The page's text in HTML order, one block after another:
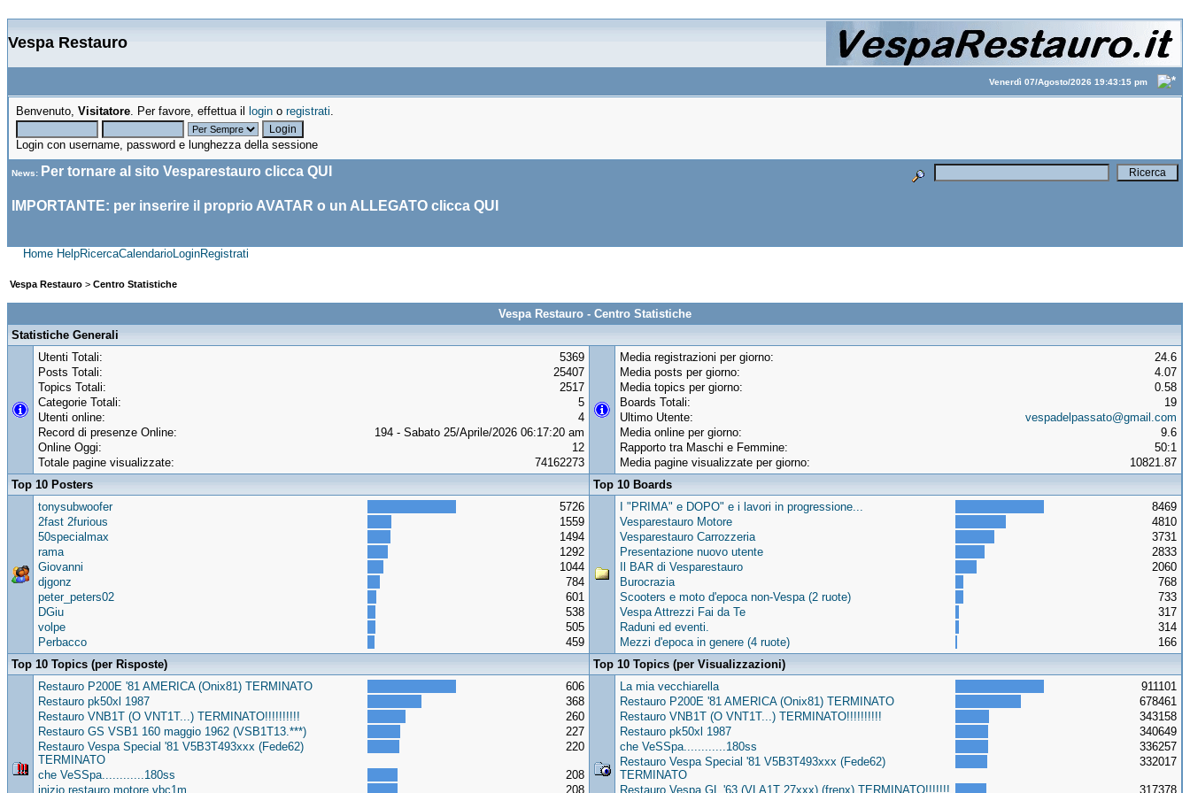
Vespa Restauro
Venerdì 07/Agosto/2026 19:43:15 pm
Benvenuto, Visitatore. Per favore, effettua il login o registrati.
Login con username, password e lunghezza della sessione
News: Per tornare al sito Vesparestauro clicca QUI
IMPORTANTE: per inserire il proprio AVATAR o un ALLEGATO clicca QUI
Home HelpRicercaCalendarioLoginRegistrati
Vespa Restauro > Centro Statistiche
Vespa Restauro - Centro Statistiche
Statistiche Generali
Utenti Totali:
5369
Posts Totali:
25407
Topics Totali:
2517
Categorie Totali:
5
Utenti online:
4
Record di presenze Online:
194 - Sabato 25/Aprile/2026 06:17:20 am
Online Oggi:
12
Totale pagine visualizzate:
74162273
Media registrazioni per giorno:
24.6
Media posts per giorno:
4.07
Media topics per giorno:
0.58
Boards Totali:
19
Ultimo Utente:
vespadelpassato@gmail.com
Media online per giorno:
9.6
Rapporto tra Maschi e Femmine:
50:1
Media pagine visualizzate per giorno:
10821.87
Top 10 Posters
Top 10 Boards
tonysubwoofer
5726
2fast 2furious
1559
50specialmax
1494
rama
1292
Giovanni
1044
djgonz
784
peter_peters02
601
DGiu
538
volpe
505
Perbacco
459
I "PRIMA" e DOPO" e i lavori in progressione...
8469
Vesparestauro Motore
4810
Vesparestauro Carrozzeria
3731
Presentazione nuovo utente
2833
Il BAR di Vesparestauro
2060
Burocrazia
768
Scooters e moto d'epoca non-Vespa (2 ruote)
733
Vespa Attrezzi Fai da Te
317
Raduni ed eventi.
314
Mezzi d'epoca in genere (4 ruote)
166
Top 10 Topics (per Risposte)
Top 10 Topics (per Visualizzazioni)
Restauro P200E '81 AMERICA (Onix81) TERMINATO
606
Restauro pk50xl 1987
368
Restauro VNB1T (O VNT1T...) TERMINATO!!!!!!!!!!
260
Restauro GS VSB1 160 maggio 1962 (VSB1T13.***)
227
Restauro Vespa Special '81 V5B3T493xxx (Fede62)
TERMINATO
220
che VeSSpa............180ss
208
inizio restauro motore vbc1m..
208
La mia vecchiarella
911101
Restauro P200E '81 AMERICA (Onix81) TERMINATO
678461
Restauro VNB1T (O VNT1T...) TERMINATO!!!!!!!!!!
343158
Restauro pk50xl 1987
340649
che VeSSpa............180ss
336257
Restauro Vespa Special '81 V5B3T493xxx (Fede62)
TERMINATO
332017
Restauro Vespa GL '63 (VLA1T 27xxx) (frenx) TERMINATO!!!!!!! 317378